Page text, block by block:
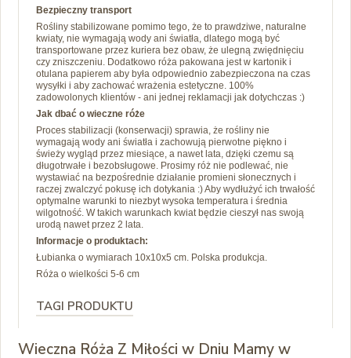
Bezpieczny transport
Rośliny stabilizowane pomimo tego, że to prawdziwe, naturalne
kwiaty, nie wymagają wody ani światła, dlatego mogą być
transportowane przez kuriera bez obaw, że ulegną zwiędnięciu
czy zniszczeniu. Dodatkowo róża pakowana jest w kartonik i
otulana papierem aby była odpowiednio zabezpieczona na czas
wysyłki i aby zachować wrażenia estetyczne. 100%
zadowolonych klientów - ani jednej reklamacji jak dotychczas :)
Jak dbać o wieczne róże
Proces stabilizacji (konserwacji) sprawia, że rośliny nie
wymagają wody ani światła i zachowują pierwotne piękno i
świeży wygląd przez miesiące, a nawet lata, dzięki czemu są
długotrwałe i bezobsługowe. Prosimy róż nie podlewać, nie
wystawiać na bezpośrednie działanie promieni słonecznych i
raczej zwalczyć pokusę ich dotykania :) Aby wydłużyć ich trwałość
optymalne warunki to niezbyt wysoka temperatura i średnia
wilgotność. W takich warunkach kwiat będzie cieszył nas swoją
urodą nawet przez 2 lata.
Informacje o produktach:
Łubianka o wymiarach 10x10x5 cm. Polska produkcja.
Róża o wielkości 5-6 cm
TAGI PRODUKTU
Wieczna Róża Z Miłości w Dniu Mamy w